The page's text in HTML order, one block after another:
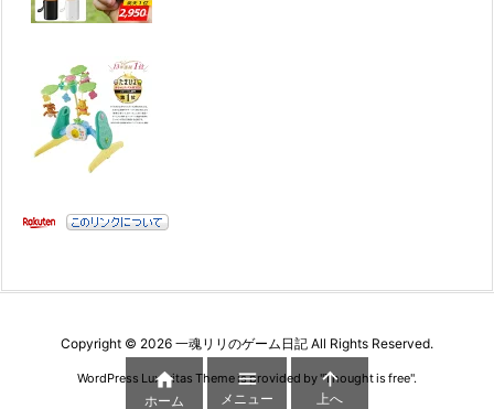
Copyright © 2026 一魂リリのゲーム日記 All Rights Reserved.
WordPress Luxeritas Theme is provided by "Thought is free".

ホーム

メニュー

上へ